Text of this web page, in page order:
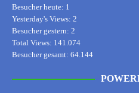
Besucher heute: 1
Yesterday's Views: 2
Besucher gestern: 2
Total Views: 141.074
Besucher gesamt: 64.144